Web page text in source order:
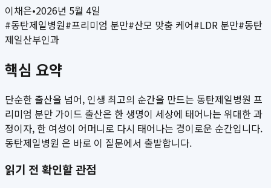
이채은•2026년 5월 4일
#동탄제일병원#프리미엄 분만#산모 맞춤 케어#LDR 분만#동탄
제일산부인과
핵심 요약
단순한 출산을 넘어, 인생 최고의 순간을 만드는 동탄제일병원 프
리미엄 분만 가이드 출산은 한 생명이 세상에 태어나는 위대한 과
정이자, 한 여성이 어머니로 다시 태어나는 경이로운 순간입니다.
동탄제일병원 은 바로 이 질문에서 출발합니다.
읽기 전 확인할 관점